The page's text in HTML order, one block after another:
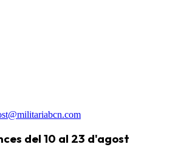
del 10 al 23 d'agost